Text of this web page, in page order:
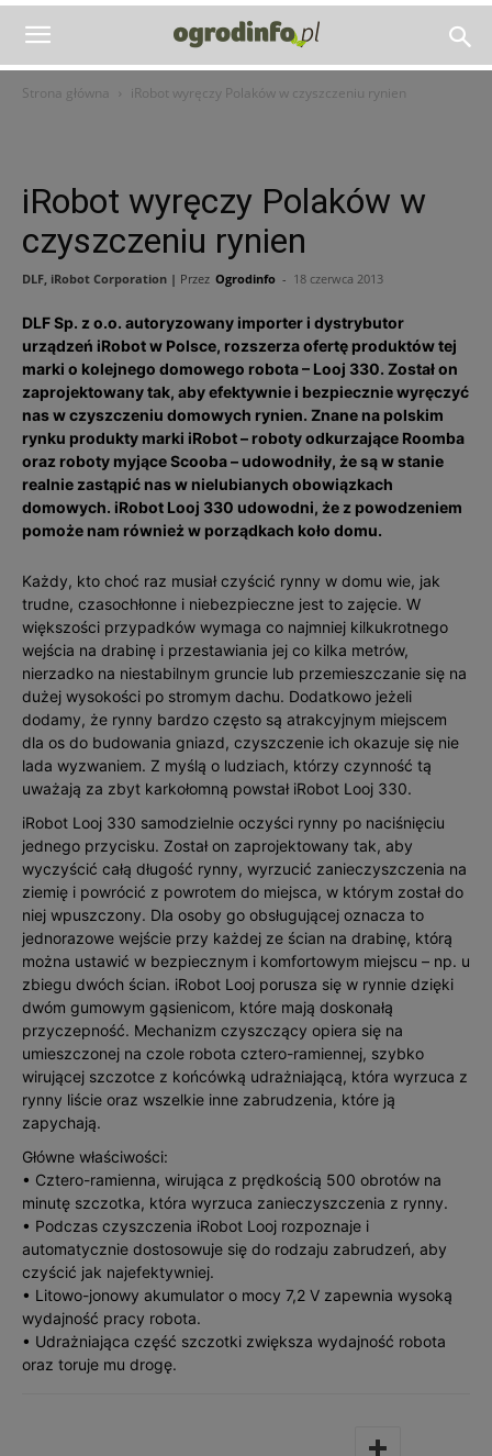
Strona główna iRobot wyręczy Polaków w czyszczeniu rynien
iRobot wyręczy Polaków w
czyszczeniu rynien
DLF, iRobot Corporation | Przez Ogrodinfo - 18 czerwca 2013
DLF Sp. z o.o. autoryzowany importer i dystrybutor
urządzeń iRobot w Polsce, rozszerza ofertę produktów tej
marki o kolejnego domowego robota – Looj 330. Został on
zaprojektowany tak, aby efektywnie i bezpiecznie wyręczyć
nas w czyszczeniu domowych rynien. Znane na polskim
rynku produkty marki iRobot – roboty odkurzające Roomba
oraz roboty myjące Scooba – udowodniły, że są w stanie
realnie zastąpić nas w nielubianych obowiązkach
domowych. iRobot Looj 330 udowodni, że z powodzeniem
pomoże nam również w porządkach koło domu.
Każdy, kto choć raz musiał czyścić rynny w domu wie, jak
trudne, czasochłonne i niebezpieczne jest to zajęcie. W
większości przypadków wymaga co najmniej kilkukrotnego
wejścia na drabinę i przestawiania jej co kilka metrów,
nierzadko na niestabilnym gruncie lub przemieszczanie się na
dużej wysokości po stromym dachu. Dodatkowo jeżeli
dodamy, że rynny bardzo często są atrakcyjnym miejscem
dla os do budowania gniazd, czyszczenie ich okazuje się nie
lada wyzwaniem. Z myślą o ludziach, którzy czynność tą
uważają za zbyt karkołomną powstał iRobot Looj 330.
iRobot Looj 330 samodzielnie oczyści rynny po naciśnięciu
jednego przycisku. Został on zaprojektowany tak, aby
wyczyścić całą długość rynny, wyrzucić zanieczyszczenia na
ziemię i powrócić z powrotem do miejsca, w którym został do
niej wpuszczony. Dla osoby go obsługującej oznacza to
jednorazowe wejście przy każdej ze ścian na drabinę, którą
można ustawić w bezpiecznym i komfortowym miejscu – np. u
zbiegu dwóch ścian. iRobot Looj porusza się w rynnie dzięki
dwóm gumowym gąsienicom, które mają doskonałą
przyczepność. Mechanizm czyszczący opiera się na
umieszczonej na czole robota cztero-ramiennej, szybko
wirującej szczotce z końcówką udrażniającą, która wyrzuca z
rynny liście oraz wszelkie inne zabrudzenia, które ją
zapychają.
Główne właściwości:
• Cztero-ramienna, wirująca z prędkością 500 obrotów na
minutę szczotka, która wyrzuca zanieczyszczenia z rynny.
• Podczas czyszczenia iRobot Looj rozpoznaje i
automatycznie dostosowuje się do rodzaju zabrudzeń, aby
czyścić jak najefektywniej.
• Litowo-jonowy akumulator o mocy 7,2 V zapewnia wysoką
wydajność pracy robota.
• Udrażniająca część szczotki zwiększa wydajność robota
oraz toruje mu drogę.